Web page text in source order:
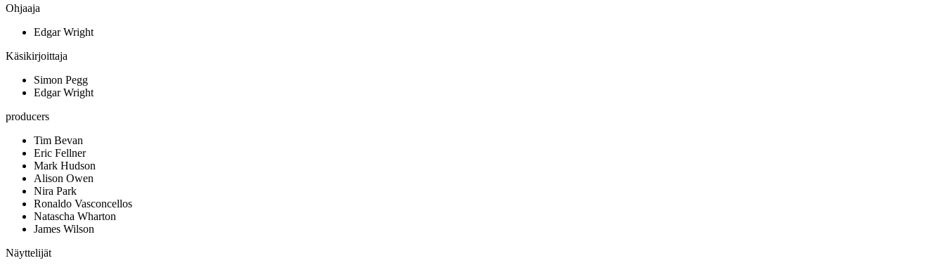
Ohjaaja
Edgar Wright
Käsikirjoittaja
Simon Pegg
Edgar Wright
producers
Tim Bevan
Eric Fellner
Mark Hudson
Alison Owen
Nira Park
Ronaldo Vasconcellos
Natascha Wharton
James Wilson
Näyttelijät